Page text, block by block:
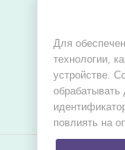
Для
технологии,
устройстве.
обрабатывать
повлиять на